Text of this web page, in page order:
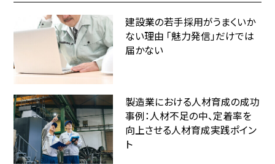
建設業の若手採用がうまくいか
ない理由 「魅力発信」だけでは
届かない
製造業における人材育成の成功
事例：人材不足の中、定着率を
向上させる人材育成実践ポイン
ト